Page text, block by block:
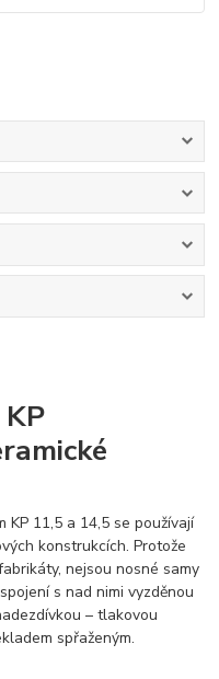
11,5 a 14,5 se používají
konstrukcích. Protože
nejsou nosné samy
s nad nimi vyzděnou
– tlakovou
spřaženým.